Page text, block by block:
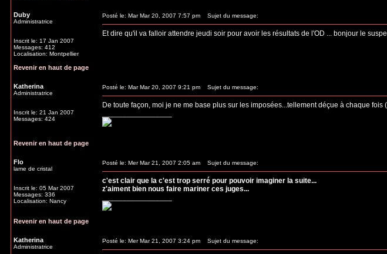
Duby
Administratrice
Inscrit le: 17 Jan 2007
Messages: 412
Localisation: Montpellier
Posté le: Mar Mar 20, 2007 7:57 pm Sujet du message:
Et dire qu'il va falloir attendre jeudi soir pour avoir les résultats de l'OD ... bonjour le
Revenir en haut de page
Katherina
Administratrice
Inscrit le: 21 Jan 2007
Messages: 424
Posté le: Mar Mar 20, 2007 9:21 pm Sujet du message:
De toute façon, moi je ne me base plus sur les imposées...tellement déçue à chaque
Revenir en haut de page
Flo
lame de cristal
Inscrit le: 05 Mar 2007
Messages: 336
Localisation: Nancy
Posté le: Mer Mar 21, 2007 2:05 am Sujet du message:
c'est clair que la c'est trop serré pour pouvoir imaginer la suite...
z'aiment bien nous faire mariner ces juges...
Revenir en haut de page
Katherina
Administratrice
Posté le: Mer Mar 21, 2007 3:24 pm Sujet du message: